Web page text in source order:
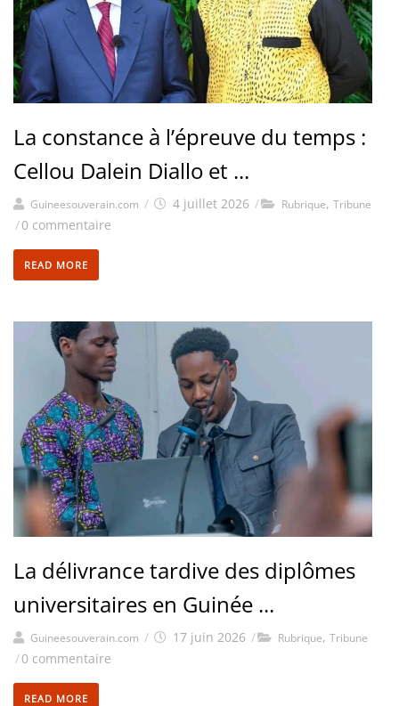
La constance à l’épreuve du temps :
Cellou Dalein Diallo et ...
Guineesouverain.com / 4 juillet 2026 / Rubrique, Tribune
/0 commentaire
READ MORE
La délivrance tardive des diplômes
universitaires en Guinée ...
Guineesouverain.com / 17 juin 2026 / Rubrique, Tribune
/0 commentaire
READ MORE